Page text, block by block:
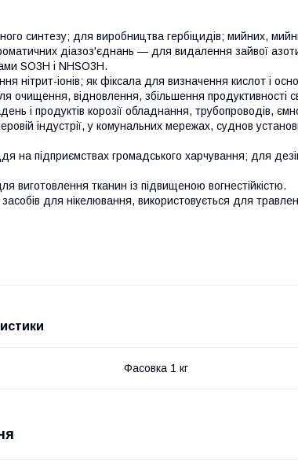
синтезу; для виробництва гербіцидів; мийних,
діазоз'єднань — для видалення зайвої
SO3H і NHSO3H.
нітрит-іонів; як фіксала для визначення кислот і
очищення, відновлення, збільшення продуктивності
і продуктів корозії обладнання, трубопроводів,
індустрії, у комунальних мережах, суднов
підприємствах громадського харчування; для
виготовлення тканин із підвищеною вогнестійкістю.
для нікелювання, використовується для
Фасовка 1 кг